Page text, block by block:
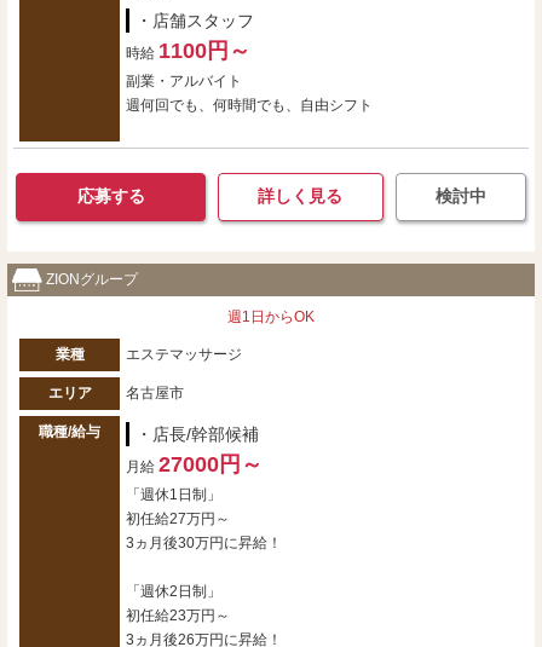
・店舗スタッフ
時給 1100円～
副業・アルバイト
週何回でも、何時間でも、自由シフト
応募する 詳しく見る 検討中
ZIONグループ
週1日からOK
業種 エステマッサージ
エリア 名古屋市
職種/給与 ・店長/幹部候補
月給 27000円～
「週休1日制」
初任給27万円～
3ヵ月後30万円に昇給！
「週休2日制」
初任給23万円～
3ヵ月後26万円に昇給！